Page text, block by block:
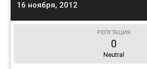
16 ноября, 2012
РЕПУТАЦИЯ
0
Neutral